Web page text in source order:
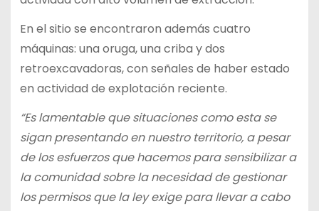
En el sitio se encontraron además cuatro
máquinas: una oruga, una criba y dos
retroexcavadoras, con señales de haber estado
en actividad de explotación reciente.
“Es lamentable que situaciones como esta se
sigan presentando en nuestro territorio, a pesar
de los esfuerzos que hacemos para sensibilizar a
la comunidad sobre la necesidad de gestionar
los permisos que la ley exige para llevar a cabo